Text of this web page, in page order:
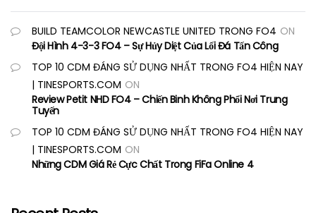
BUILD TEAMCOLOR NEWCASTLE UNITED TRONG FO4 ON
Đội Hình 4-3-3 FO4 – Sự Hủy Diệt Của Lối Đá Tấn Công
TOP 10 CDM ĐÁNG SỬ DỤNG NHẤT TRONG FO4 HIỆN NAY
| TINESPORTS.COM ON
Review Petit NHD FO4 – Chiến Binh Không Phổi Nơi Trung
Tuyến
TOP 10 CDM ĐÁNG SỬ DỤNG NHẤT TRONG FO4 HIỆN NAY
| TINESPORTS.COM ON
Những CDM Giá Rẻ Cực Chất Trong FiFa Online 4